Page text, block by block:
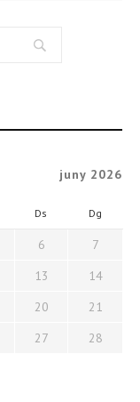
juny 2026
Ds Dg
6
7
13
14
20
21
27
28